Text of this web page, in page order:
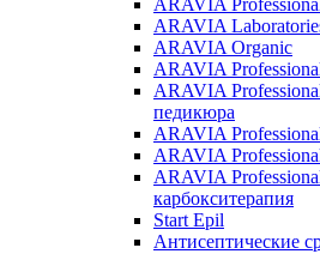
ARAVIA
ARAVIA
ARAVIA Organic
ARAVIA
ARAVIA
педикюра
ARAVIA
ARAVIA
ARAVIA
карбокситерапия
Start Epil
Антисептические